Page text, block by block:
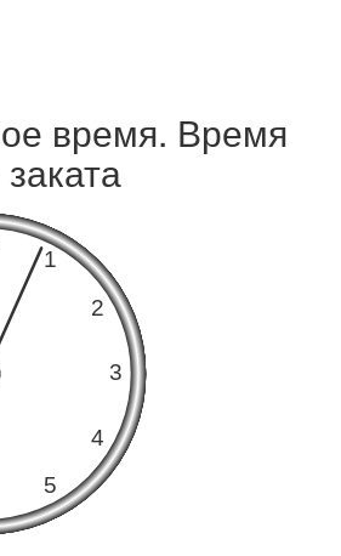
время. Время